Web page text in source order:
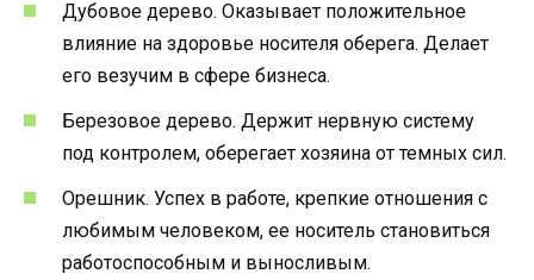
Дубовое дерево. Оказывает положительное
влияние на здоровье носителя оберега. Делает
его везучим в сфере бизнеса.
Березовое дерево. Держит нервную систему
под контролем, оберегает хозяина от темных сил.
Орешник. Успех в работе, крепкие отношения с
любимым человеком, ее носитель становиться
работоспособным и выносливым.